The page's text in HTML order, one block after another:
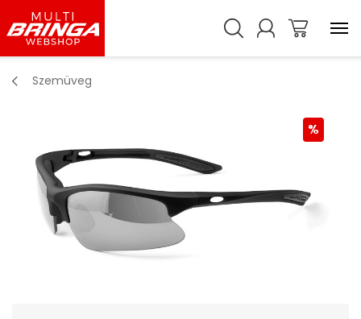
Szemüveg